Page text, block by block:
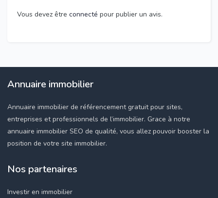
Vous devez être connecté pour publier un avis.
Annuaire immobilier
Annuaire immobilier de référencement gratuit pour sites,
entreprises et professionnels de l’immobilier. Grace à notre
annuaire immobilier SEO de qualité, vous allez pouvoir booster la
position de votre site immobilier.
Nos partenaires
Investir en immobilier